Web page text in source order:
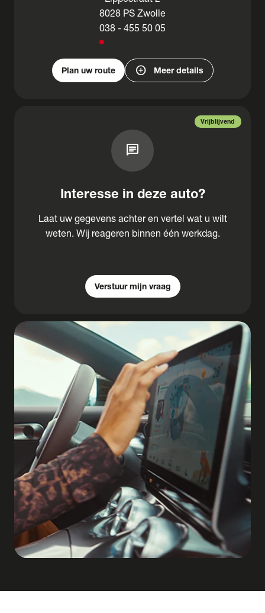
8028 PS Zwolle
038 - 455 50 05
Plan uw route add_circle Meer details
Vrijblijvend
chat
Interesse in deze auto?
Laat uw gegevens achter en vertel wat u wilt
weten. Wij reageren binnen één werkdag.
Verstuur mijn vraag